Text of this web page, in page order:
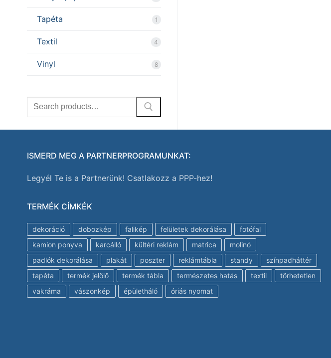
Tapéta 1
Textil 4
Vinyl 8
Search
for:
ISMERD MEG A PARTNERPROGRAMUNKAT:
Legyél Te is a Partnerünk! Csatlakozz a PPP-hez!
TERMÉK CÍMKÉK
dekoráció dobozkép falikép felületek dekorálása
fotófal
kamion ponyva
karcálló kültéri reklám matrica
molinó
padlók dekorálása
plakát poszter reklámtábla standy
színpadháttér
tapéta
termék jelölő termék tábla természetes hatás textil
törhetetlen
vakráma
vászonkép épületháló óriás nyomat